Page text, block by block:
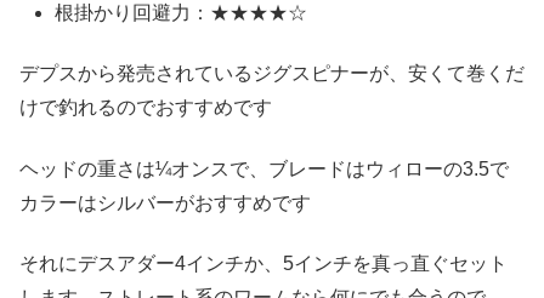
根掛かり回避力：★★★★☆
デプスから発売されているジグスピナーが、安くて巻くだ
けで釣れるのでおすすめです
ヘッドの重さは¼オンスで、ブレードはウィローの3.5で
カラーはシルバーがおすすめです
それにデスアダー4インチか、5インチを真っ直ぐセット